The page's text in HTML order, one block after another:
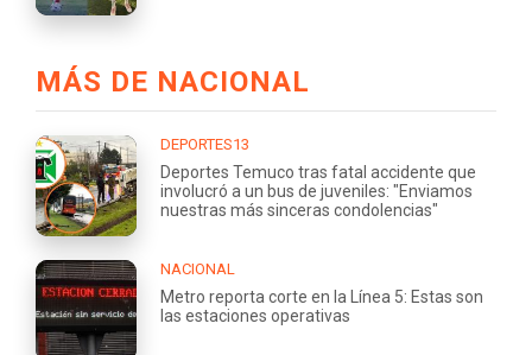
MÁS DE NACIONAL
DEPORTES13
Deportes Temuco tras fatal accidente que
involucró a un bus de juveniles: "Enviamos
nuestras más sinceras condolencias"
NACIONAL
Metro reporta corte en la Línea 5: Estas son
las estaciones operativas